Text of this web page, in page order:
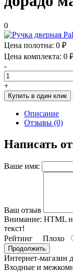
0
Цена полотна: 0 ₽
Цена комплекта: 0
-
+
Купить в один клик
Описание
Отзывы (0)
Написать
Ваше имя:
Ваш отзыв
Внимание: HTML
текст!
Рейтинг Плохо
Продолжить
Интернет-магазин
Входные и